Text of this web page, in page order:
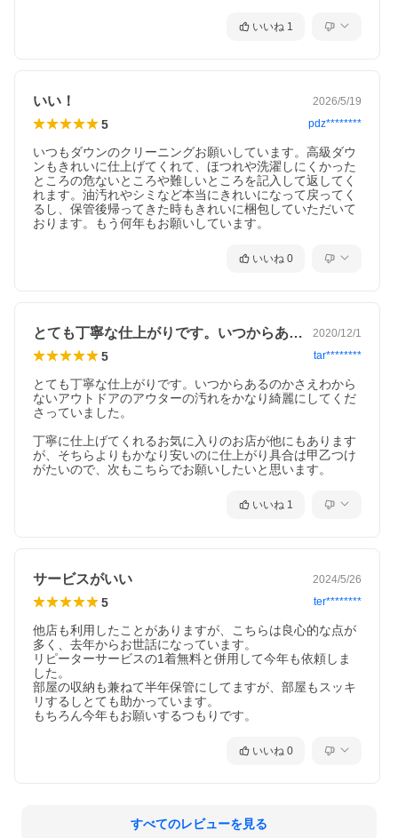
いいね 1
いい！ 2026/5/19
5 pdz********
いつもダウンのクリーニングお願いしています。高級ダウ
ンもきれいに仕上げてくれて、ほつれや洗濯しにくかった
ところの危ないところや難しいところを記入して返してく
れます。油汚れやシミなど本当にきれいになって戻ってく
るし、保管後帰ってきた時もきれいに梱包していただいて
おります。もう何年もお願いしています。
いいね 0
とても丁寧な仕上がりです。いつからある… 2020/12/1
5 tar********
とても丁寧な仕上がりです。いつからあるのかさえわから
ないアウトドアのアウターの汚れをかなり綺麗にしてくだ
さっていました。
丁寧に仕上げてくれるお気に入りのお店が他にもあります
が、そちらよりもかなり安いのに仕上がり具合は甲乙つけ
がたいので、次もこちらでお願いしたいと思います。
いいね 1
サービスがいい 2024/5/26
5 ter********
他店も利用したことがありますが、こちらは良心的な点が
多く、去年からお世話になっています。
リピーターサービスの1着無料と併用して今年も依頼しま
した。
部屋の収納も兼ねて半年保管にしてますが、部屋もスッキ
リするしとても助かっています。
もちろん今年もお願いするつもりです。
いいね 0
すべてのレビューを見る